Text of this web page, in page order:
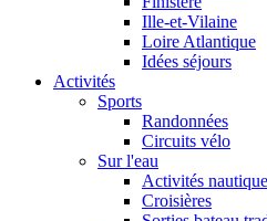
Ille-et-Vilaine
Loire Atlantique
Idées séjours
Activités
Sports
Randonnées
Circuits vélo
Sur l'eau
Activités
Croisières